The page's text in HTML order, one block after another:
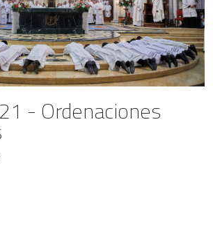
- Ordenaciones